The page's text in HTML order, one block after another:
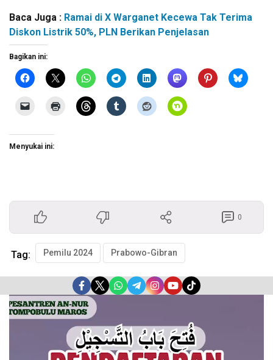
Baca Juga : Ramai di X Warganet Kecewa Tak Terima
Diskon Listrik 50%, PLN Berikan Penjelasan
Bagikan ini:
Menyukai ini:
0
Tag: Pemilu 2024 Prabowo-Gibran
Pemutar
Video